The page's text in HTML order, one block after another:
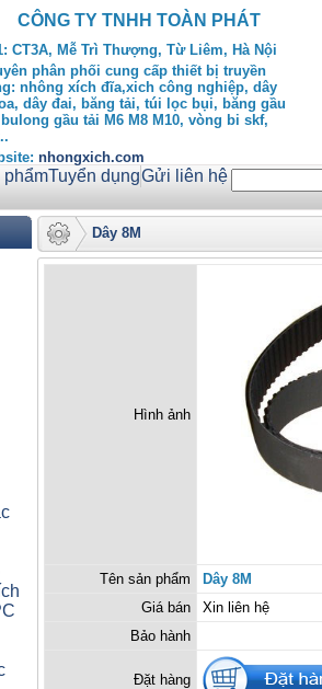
CÔNG TY TNHH TOÀN PHÁT
CT3A, Mễ Trì Thượng, Từ Liêm, Hà Nội
phân phối cung cấp thiết bị truyền
nhông xích đĩa,xich công nghiệp, dây
dây đai, băng tải, túi lọc bụi, băng gầu
gầu tải M6 M8 M10, vòng bi skf,
nhongxich.com
phẩmTuyển dụngGửi liên hệ
Dây 8M
Hình ảnh
Tên sản phẩm
Dây 8M
Giá bán
Xin liên hệ
Bảo hành
Đặt hàng